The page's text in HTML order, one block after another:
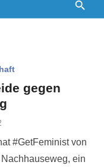
gegen
#GetFeminist von
ein